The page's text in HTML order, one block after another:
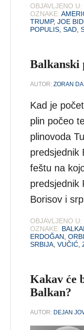
OBJAVLJENO U:
OZNAKE:
TRUMP,JOE
POPULIS,SAD,
Balkanski
AUTOR:ZORAN
Kad je
plin počeo
plinovoda
predsjednik
feštu na
predsjednik
Borisov i
OBJAVLJENO U:
OZNAKE:
ERDOĞAN ,
SRBIJA ,VUČIĆ ,
Kakav će
Balkan?
AUTOR: DEJAN